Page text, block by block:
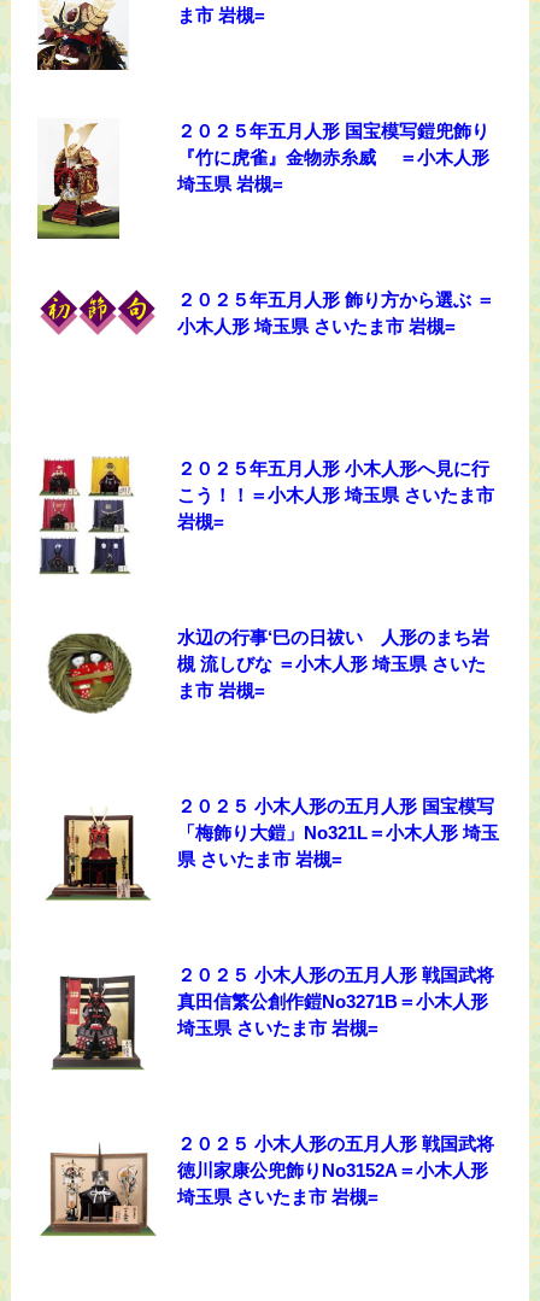
ま市 岩槻=
２０２５年五月人形 国宝模写鎧兜飾り
『竹に虎雀』金物赤糸威 ＝小木人形
埼玉県 岩槻=
２０２５年五月人形 飾り方から選ぶ ＝
小木人形 埼玉県 さいたま市 岩槻=
２０２５年五月人形 小木人形へ見に行
こう！！＝小木人形 埼玉県 さいたま市
岩槻=
水辺の行事‘巳の日祓い 人形のまち岩
槻 流しびな ＝小木人形 埼玉県 さいた
ま市 岩槻=
２０２５ 小木人形の五月人形 国宝模写
「梅飾り大鎧」No321L＝小木人形 埼玉
県 さいたま市 岩槻=
２０２５ 小木人形の五月人形 戦国武将
真田信繁公創作鎧No3271B＝小木人形
埼玉県 さいたま市 岩槻=
２０２５ 小木人形の五月人形 戦国武将
徳川家康公兜飾りNo3152A＝小木人形
埼玉県 さいたま市 岩槻=